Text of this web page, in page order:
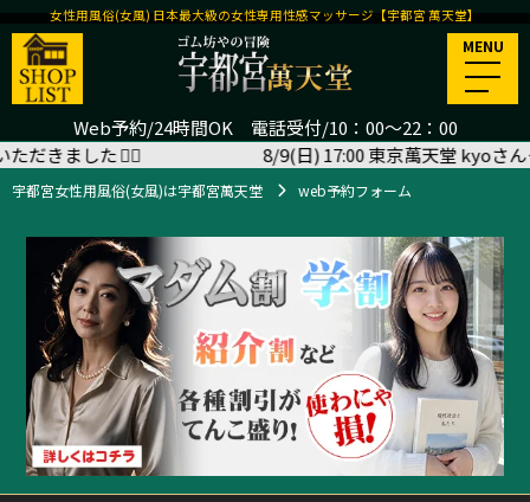
Web予約/24時間OK 電話受付/10：00～22：00
女性用風俗(女風) 日本最大級の女性専用性感マッサージ【宇都宮 萬天堂】
MENU
宇都宮女性用風俗(女風)は宇都宮萬天堂 web予約フォーム
た🙇‍♂️ 8/9(日) 17:00 東京萬天堂 kyoさん＜施術コ